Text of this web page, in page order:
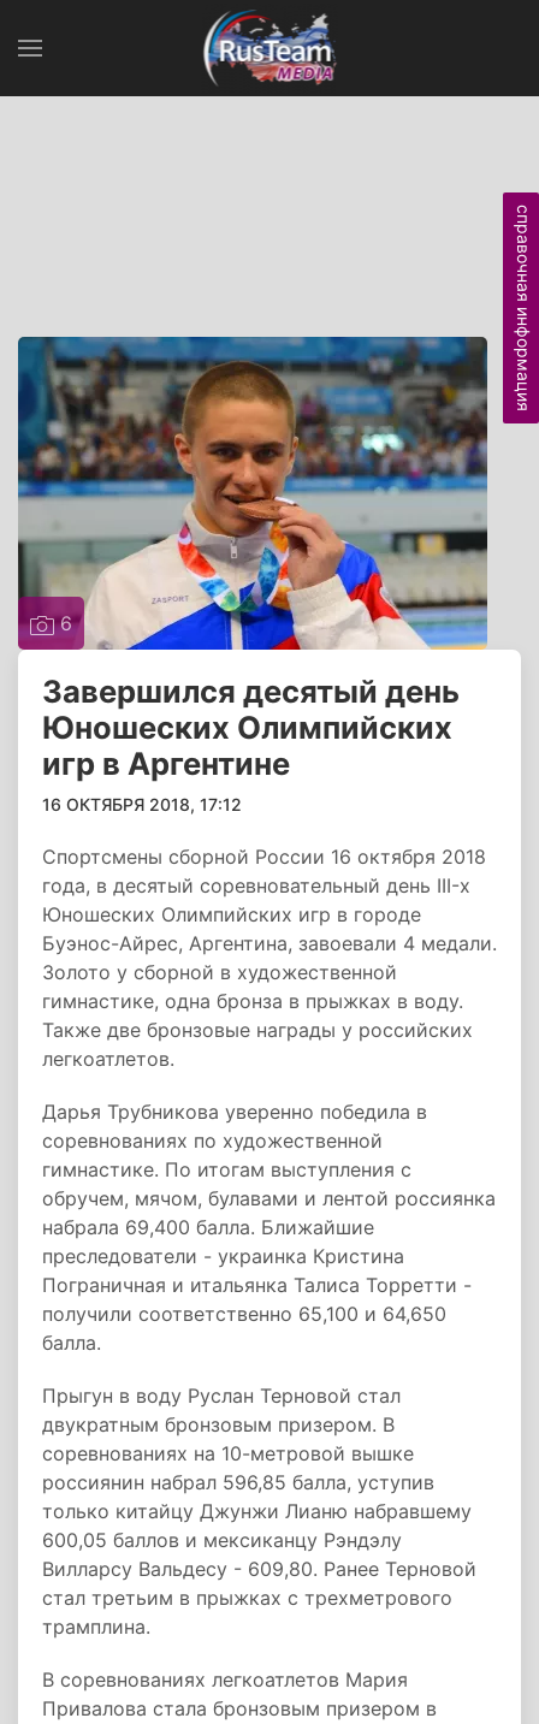
6
Завершился десятый день
Юношеских Олимпийских
игр в Аргентине
16 ОКТЯБРЯ 2018, 17:12
Спортсмены сборной России 16 октября 2018
года, в десятый соревновательный день III-х
Юношеских Олимпийских игр в городе
Буэнос-Айрес, Аргентина, завоевали 4 медали.
Золото у сборной в художественной
гимнастике, одна бронза в прыжках в воду.
Также две бронзовые награды у российских
легкоатлетов.
Дарья Трубникова уверенно победила в
соревнованиях по художественной
гимнастике. По итогам выступления с
обручем, мячом, булавами и лентой россиянка
набрала 69,400 балла. Ближайшие
преследователи - украинка Кристина
Пограничная и итальянка Талиса Торретти -
получили соответственно 65,100 и 64,650
балла.
Прыгун в воду Руслан Терновой стал
двукратным бронзовым призером. В
соревнованиях на 10-метровой вышке
россиянин набрал 596,85 балла, уступив
только китайцу Джунжи Лианю набравшему
600,05 баллов и мексиканцу Рэндэлу
Вилларсу Вальдесу - 609,80. Ранее Терновой
стал третьим в прыжках с трехметрового
трамплина.
В соревнованиях легкоатлетов Мария
Привалова стала бронзовым призером в
справочная информация